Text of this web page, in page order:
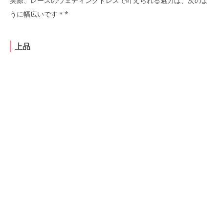
うに幅広いです＊*
上品